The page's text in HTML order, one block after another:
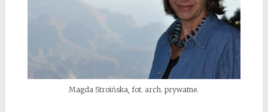
Magda Stroińska, fot. arch. prywatne.